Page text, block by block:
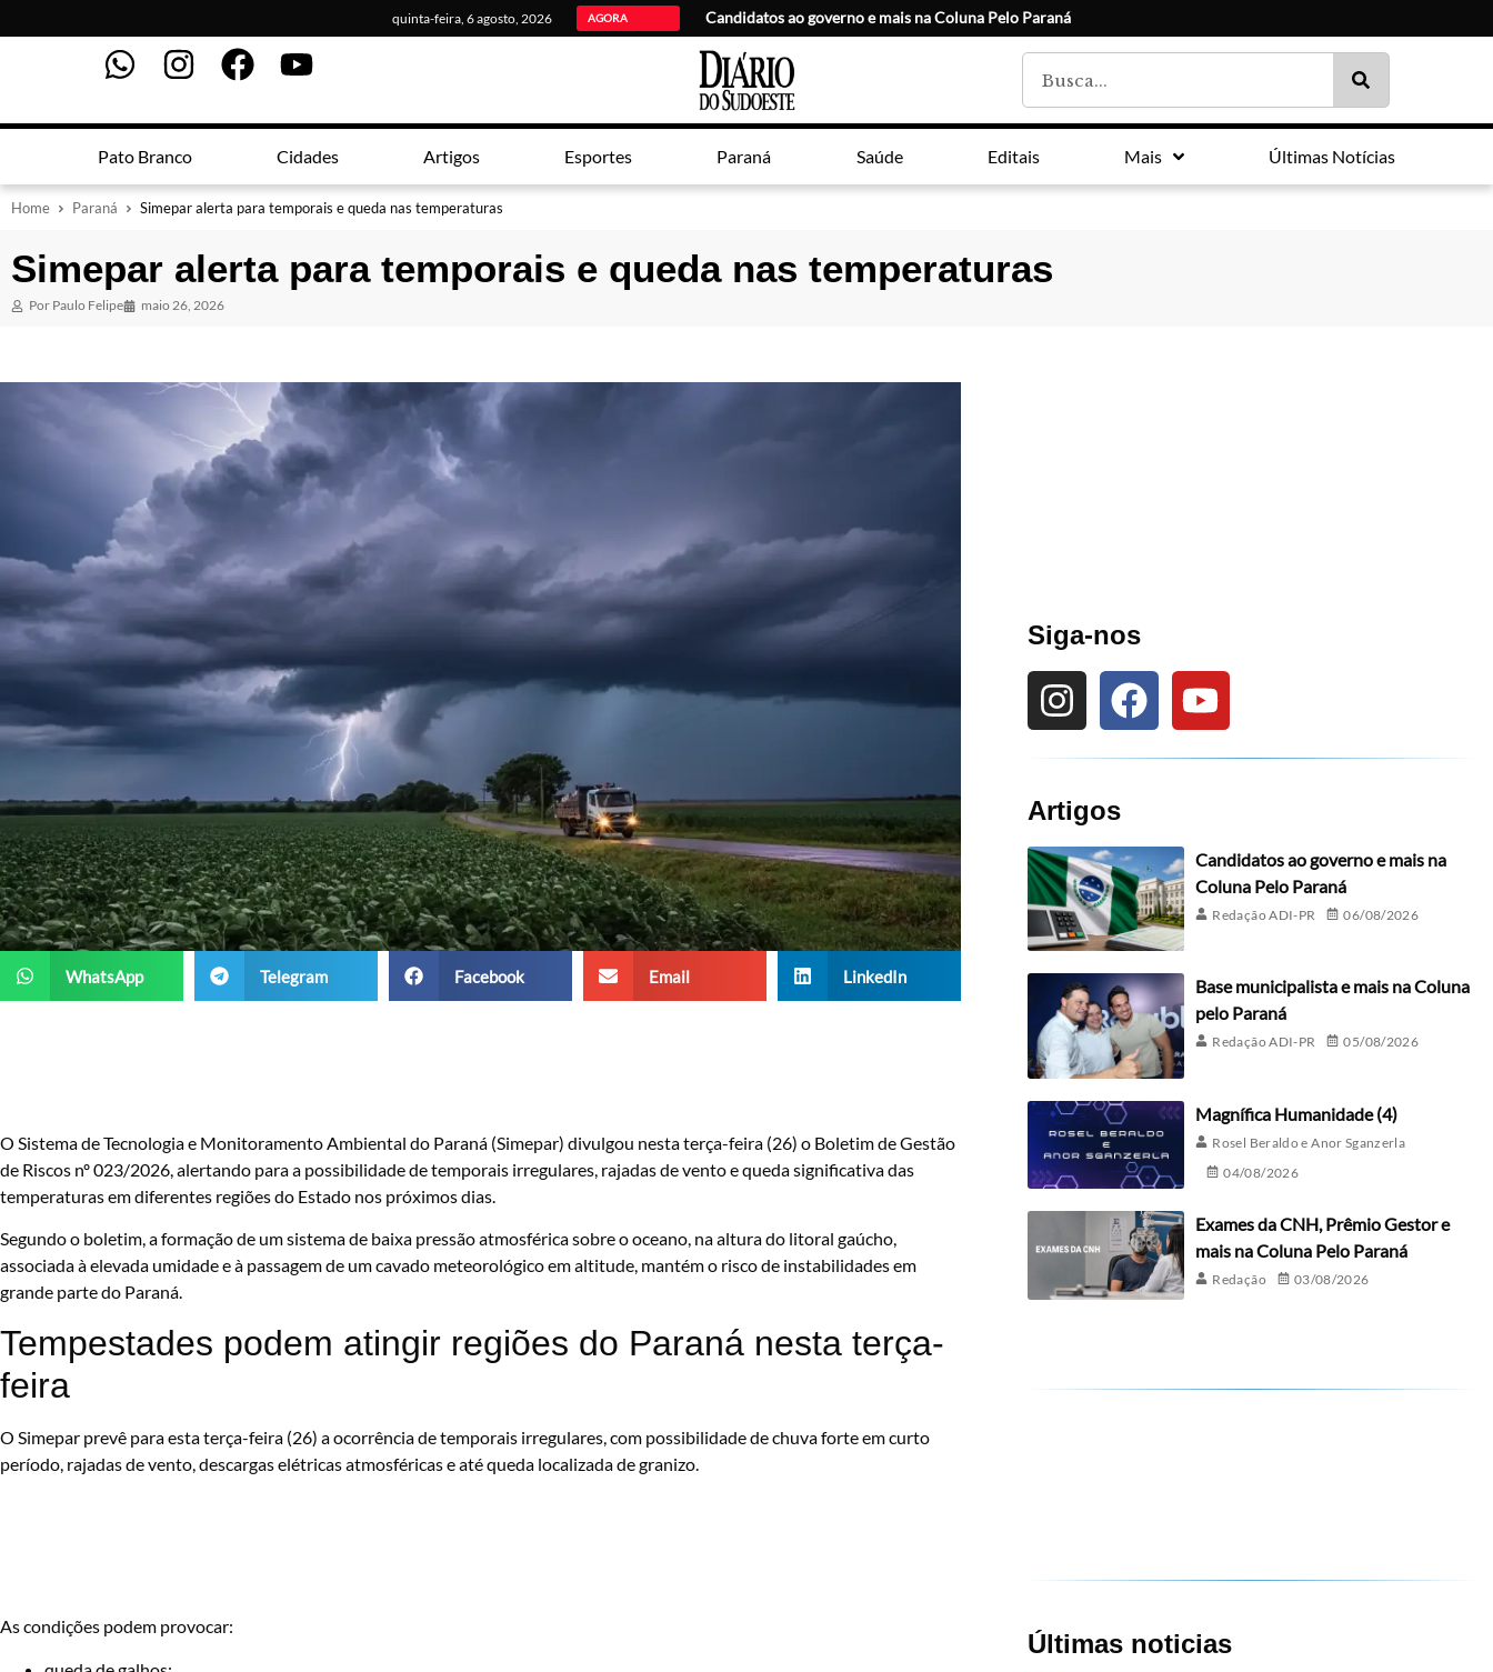
quinta-feira, 6 agosto, 2026 AGORA Candidatos ao governo e mais na Coluna Pelo Paraná
Pato Branco Cidades Artigos Esportes Paraná Saúde Editais Mais Últimas Notícias
Home Paraná Simepar alerta para temporais e queda nas temperaturas
Simepar alerta para temporais e queda nas temperaturas
Por Paulo Felipe maio 26, 2026
WhatsApp Telegram Facebook Email LinkedIn
O Sistema de Tecnologia e Monitoramento Ambiental do Paraná (Simepar) divulgou nesta terça-feira (26) o Boletim de Gestão
de Riscos nº 023/2026, alertando para a possibilidade de temporais irregulares, rajadas de vento e queda significativa das
temperaturas em diferentes regiões do Estado nos próximos dias.
Segundo o boletim, a formação de um sistema de baixa pressão atmosférica sobre o oceano, na altura do litoral gaúcho,
associada à elevada umidade e à passagem de um cavado meteorológico em altitude, mantém o risco de instabilidades em
grande parte do Paraná.
Tempestades podem atingir regiões do Paraná nesta terça-
feira
O Simepar prevê para esta terça-feira (26) a ocorrência de temporais irregulares, com possibilidade de chuva forte em curto
período, rajadas de vento, descargas elétricas atmosféricas e até queda localizada de granizo.
As condições podem provocar:
Siga-nos
Artigos
Candidatos ao governo e mais na
Coluna Pelo Paraná
Redação ADI-PR 06/08/2026
Base municipalista e mais na Coluna
pelo Paraná
Redação ADI-PR 05/08/2026
Magnífica Humanidade (4)
Rosel Beraldo e Anor Sganzerla
04/08/2026
Exames da CNH, Prêmio Gestor e
mais na Coluna Pelo Paraná
Redação 03/08/2026
Últimas noticias